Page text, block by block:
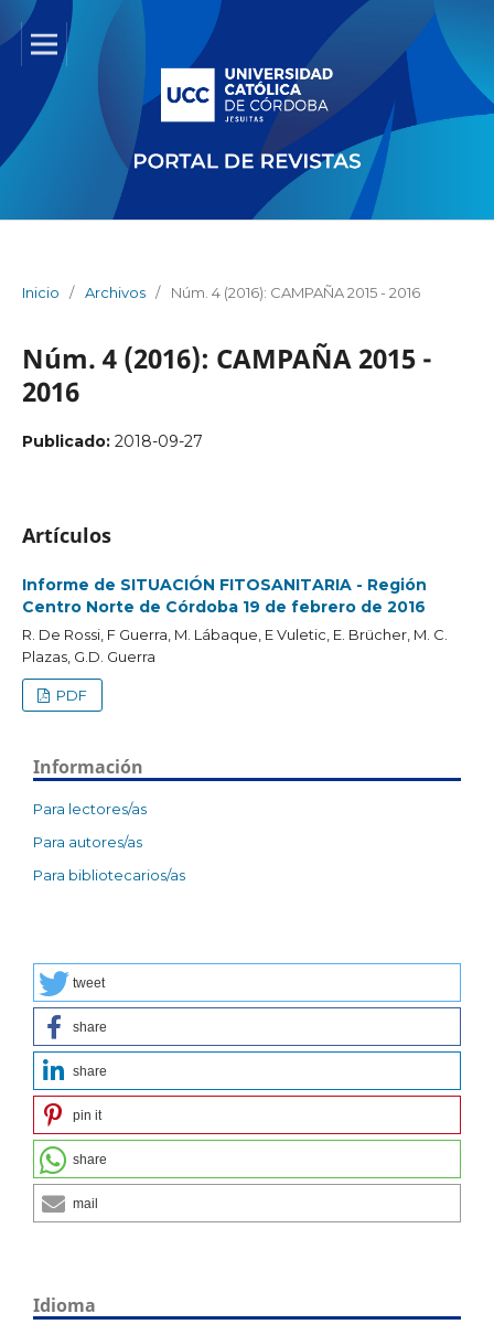
Inicio / Archivos / Núm. 4 (2016): CAMPAÑA 2015 - 2016
Núm. 4 (2016): CAMPAÑA 2015 -
2016
Publicado: 2018-09-27
Artículos
Informe de SITUACIÓN FITOSANITARIA - Región
Centro Norte de Córdoba 19 de febrero de 2016
R. De Rossi, F Guerra, M. Lábaque, E Vuletic, E. Brücher, M. C.
Plazas, G.D. Guerra
PDF
Información
Para lectores/as
Para autores/as
Para bibliotecarios/as
tweet
share
share
pin it
share
mail
Idioma